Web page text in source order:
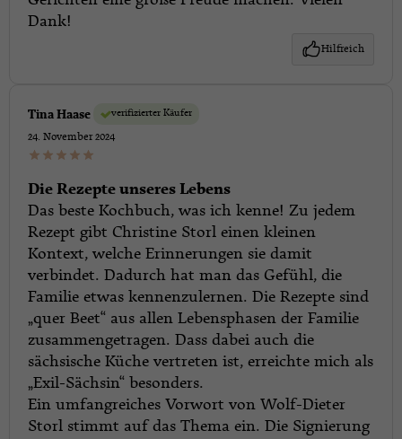
Dank!
Hilfreich
Tina Haase verifizierter Käufer
24. November 2024
Die Rezepte unseres Lebens
Das beste Kochbuch, was ich kenne! Zu jedem
Rezept gibt Christine Storl einen kleinen
Kontext, welche Erinnerungen sie damit
verbindet. Dadurch hat man das Gefühl, die
Familie etwas kennenzulernen. Die Rezepte sind
„quer Beet“ aus allen Lebensphasen der Familie
zusammengetragen. Dass dabei auch die
sächsische Küche vertreten ist, erreichte mich als
„Exil-Sächsin“ besonders.
Ein umfangreiches Vorwort von Wolf-Dieter
Storl stimmt auf das Thema ein. Die Signierung